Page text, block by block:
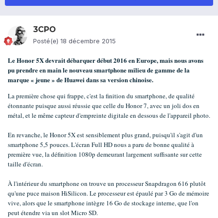
3CPO
Posté(e) 18 décembre 2015
Le Honor 5X devrait débarquer début 2016 en Europe, mais nous avons
pu prendre en main le nouveau smartphone milieu de gamme de la
marque « jeune » de Huawei dans sa version chinoise.
La première chose qui frappe, c'est la finition du smartphone, de qualité
étonnante puisque aussi réussie que celle du Honor 7, avec un joli dos en
métal, et le même capteur d'empreinte digitale en dessous de l'appareil photo.
En revanche, le Honor 5X est sensiblement plus grand, puisqu'il s'agit d'un
smartphone 5,5 pouces. L'écran Full HD nous a paru de bonne qualité à
première vue, la définition 1080p demeurant largement suffisante sur cette
taille d'écran.
À l'intérieur du smartphone on trouve un processeur Snapdragon 616 plutôt
qu'une puce maison HiSilicon. Le processeur est épaulé par 3 Go de mémoire
vive, alors que le smartphone intègre 16 Go de stockage interne, que l'on
peut étendre via un slot Micro SD.